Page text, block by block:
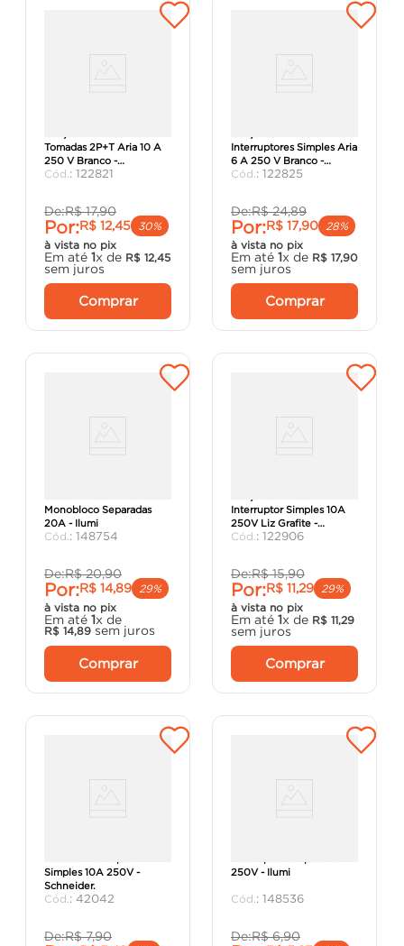
Tomadas 2P+T Aria 10 A
250 V Branco -
Tramontina.
: 122821
De:R$ 17,90
Por:R$ 12,45
30%
à vista no pix
Em até 1x de R$ 12,45
sem juros
Comprar
Interruptores Simples Aria
6 A 250 V Branco -
Tramontina.
: 122825
De:R$ 24,89
Por:R$ 17,90
28%
à vista no pix
Em até 1x de R$ 17,90
sem juros
Comprar
Monobloco Separadas
20A - Ilumi
: 148754
De:R$ 20,90
Por:R$ 14,89
29%
à vista no pix
Em até 1x de
R$ 14,89 sem juros
Comprar
Interruptor Simples 10A
250V Liz Grafite -
Tramontina.
: 122906
De:R$ 15,90
Por:R$ 11,29
29%
à vista no pix
Em até 1x de R$ 11,29
sem juros
Comprar
Simples 10A 250V -
Schneider.
: 42042
De:R$ 7,90
250V - Ilumi
: 148536
De:R$ 6,90